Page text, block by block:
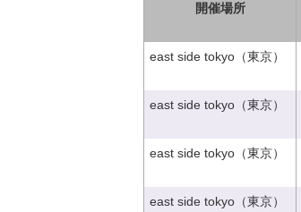
開催場所
east side tokyo（東京）
east side tokyo（東京）
east side tokyo（東京）
east side tokyo（東京）